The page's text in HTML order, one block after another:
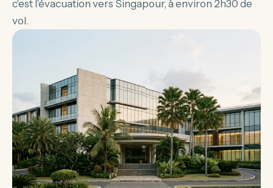
c'est l'évacuation vers Singapour, à environ 2h30 de
vol.